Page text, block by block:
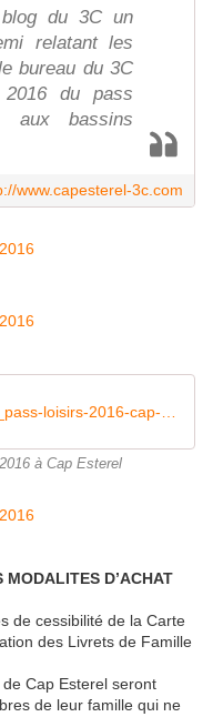
du 3C un
relatant les
bureau du 3C
du pass
aux bassins
www.capesterel-3c.com
à Cap Esterel
MODALITES D’ACHAT
de cessibilité de la Carte
des Livrets de Famille
Cap Esterel seront
de leur famille qui ne